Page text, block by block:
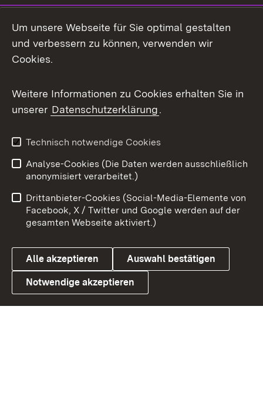
Mastodon
Messenger
Social Wall
X / Twitter
Youtube
Link zum Landesportal
Benutzungshinweise
Barrierefreiheit
Datenschutz
Cookies
Um unsere Webseite für Sie optimal gestalten
und verbessern zu können, verwenden wir
Cookies.
Weitere Informationen zu Cookies erhalten Sie in
unserer Datenschutzerklärung.
Technisch notwendige Cookies
Analyse-Cookies (Die Daten werden ausschließlich
anonymisiert verarbeitet.)
Drittanbieter-Cookies (Social-Media-Elemente von
Facebook, X / Twitter und Google werden auf der
gesamten Webseite aktiviert.)
Alle akzeptieren Auswahl bestätigen
Notwendige akzeptieren